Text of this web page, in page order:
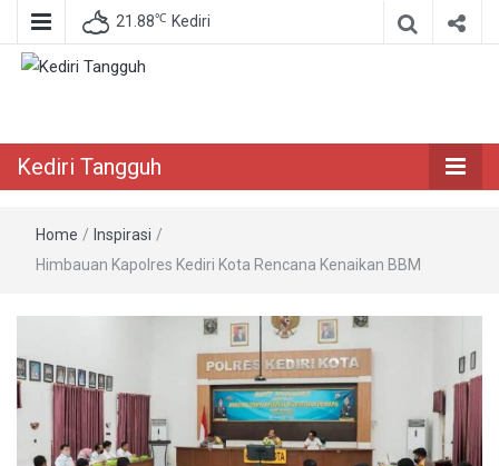
21.88℃ Kediri
Kediri Tangguh
Home / Inspirasi /
Himbauan Kapolres Kediri Kota Rencana Kenaikan BBM